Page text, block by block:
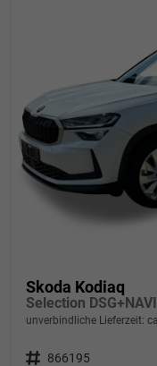
Skoda Kodiaq
Selection
unverbindliche Lieferzeit:
Fahrzeugnr. 866195